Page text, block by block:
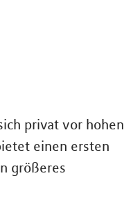
privat vor hohen
einen ersten
größeres